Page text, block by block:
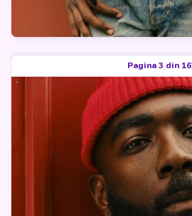
Pagina 3 din 16